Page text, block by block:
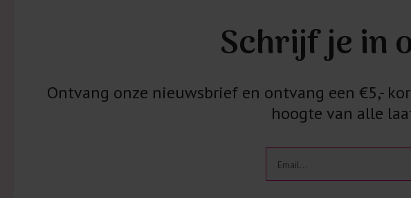
Schrijf je in
Ontvang onze nieuwsbrief en ontvang een €5,-
hoogte van alle